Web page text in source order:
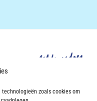
zoals cookies om